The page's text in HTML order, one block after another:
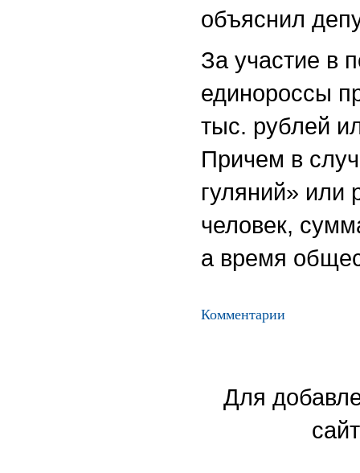
объяснил
За участие в
единороссы
тыс. рублей
Причем в
гуляний» или
человек,
а время
Комментарии
Для